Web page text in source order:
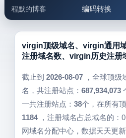
程默的博客 编码转换
邮件工具 生活便民
5.1支付宝大红
virgin顶级域名、virgin通用
注册域名数、virgin历史注册
截止到 2026-08-07，全球顶级
名，共注册站点： 687,934,073
一共注册站点： 38个，在所有
1184，注册域名占总域名的：
网域名分配中心，数据天天更新